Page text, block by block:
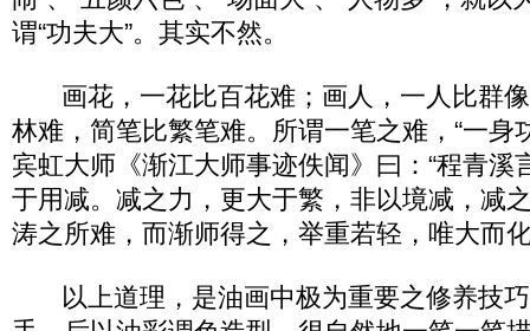
谓“功夫大”。其实不然。
画花，一花比百花难；画人，一人比群像
林难，简笔比繁笔难。所谓一笔之难，“一身
宾虹大师《渐江大师事迹佚闻》曰：“程青溪
于用减。减之力，更大于繁，非以境减，减
涛之所难，而渐师得之，举重若轻，唯大而
以上道理，是油画中极为重要之修养技巧